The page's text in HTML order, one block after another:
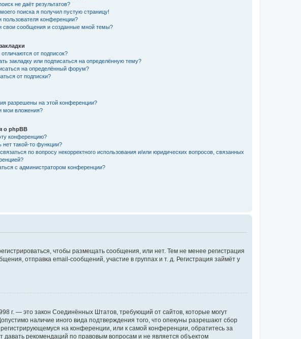
не даёт результатов?
поиска я получил пустую страницу!
пользователя конференции?
свои сообщения и созданные мной темы?
от подписок?
закладку или подписаться на определённую тему?
на определённый форум?
от подписки?
разрешены на этой конференции?
мои вложения?
о phpBB
конференцию?
нет такой-то функции?
по вопросу некорректного использования и/или юридических вопросов, связанных
с администратором конференции?
чтобы размещать сообщения, или нет. Тем не менее регистрация
отправка email-сообщений, участие в группах и т. д. Регистрация займёт у
г. — это закон Соединённых Штатов, требующий от сайтов, которые могут
наличие иного вида подтверждения того, что опекуны разрешают сбор
на конференции, или к самой конференции, обратитесь за
рекомендаций по правовым вопросам и не является объектом